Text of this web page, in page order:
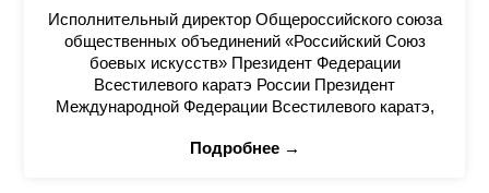
Исполнительный директор Общероссийского союза
общественных объединений «Российский Союз
боевых искусств» Президент Федерации
Всестилевого каратэ России Президент
Международной Федерации Всестилевого каратэ,
Подробнее →